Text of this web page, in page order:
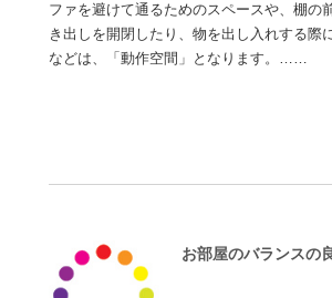
ファを避けて通るためのスペースや、棚の
き出しを開閉したり、物を出し入れする際
などは、「動作空間」となります。……
お部屋のバランスの